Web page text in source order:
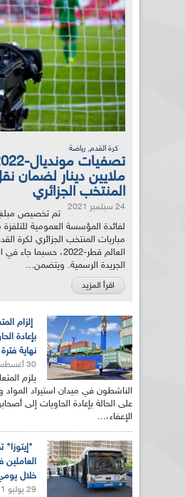
كرة القدم, رياضة
ملايين دينار لضمان
المنتخب الجزائري
24 سبتمبر 2021
لفائدة المؤسسة العمومية
مباريات المنتخب الجزائري لكرة
العالم قطر-2022، حسبما
الجريدة الرسمية. ويتضمن...
اقرأ المزيد
إلزام
بإعادة
نهاية فترة
30 أغسطس 2021
يلزم
الناشطون في ميدان استيراد المواد
على الحالة بإعادة الحاويات إلى
الإعفاء،...
خلال
29 يوليو 2021